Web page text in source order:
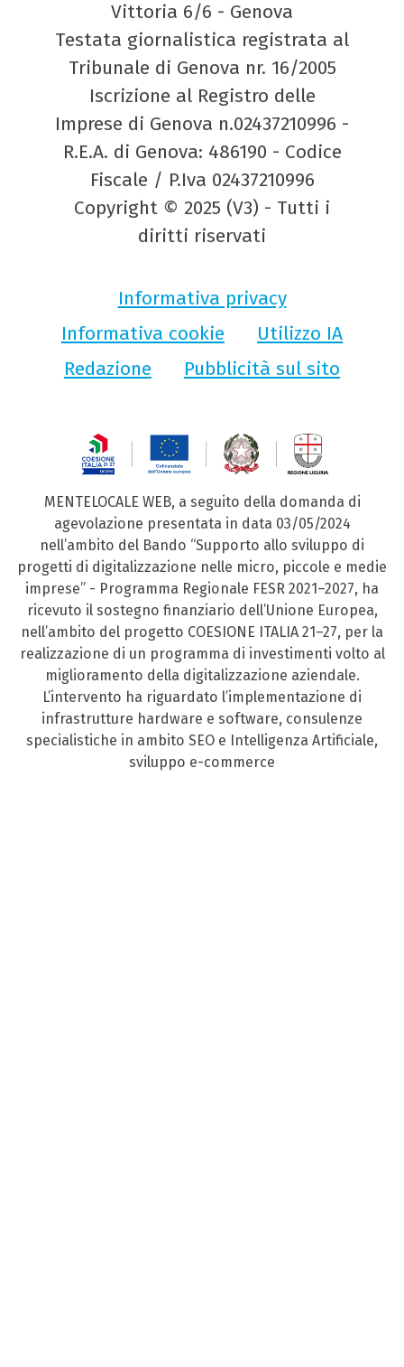
Vittoria 6/6 - Genova
Testata giornalistica registrata al
Tribunale di Genova nr. 16/2005
Iscrizione al Registro delle
Imprese di Genova n.02437210996 -
R.E.A. di Genova: 486190 - Codice
Fiscale / P.Iva 02437210996
Copyright © 2025 (V3) - Tutti i
diritti riservati
Informativa privacy
Informativa cookie
Utilizzo IA
Redazione
Pubblicità sul sito
MENTELOCALE WEB, a seguito della domanda di
agevolazione presentata in data 03/05/2024
nell’ambito del Bando “Supporto allo sviluppo di
progetti di digitalizzazione nelle micro, piccole e medie
imprese” - Programma Regionale FESR 2021–2027, ha
ricevuto il sostegno finanziario dell’Unione Europea,
nell’ambito del progetto COESIONE ITALIA 21–27, per la
realizzazione di un programma di investimenti volto al
miglioramento della digitalizzazione aziendale.
L’intervento ha riguardato l’implementazione di
infrastrutture hardware e software, consulenze
specialistiche in ambito SEO e Intelligenza Artificiale,
sviluppo e-commerce